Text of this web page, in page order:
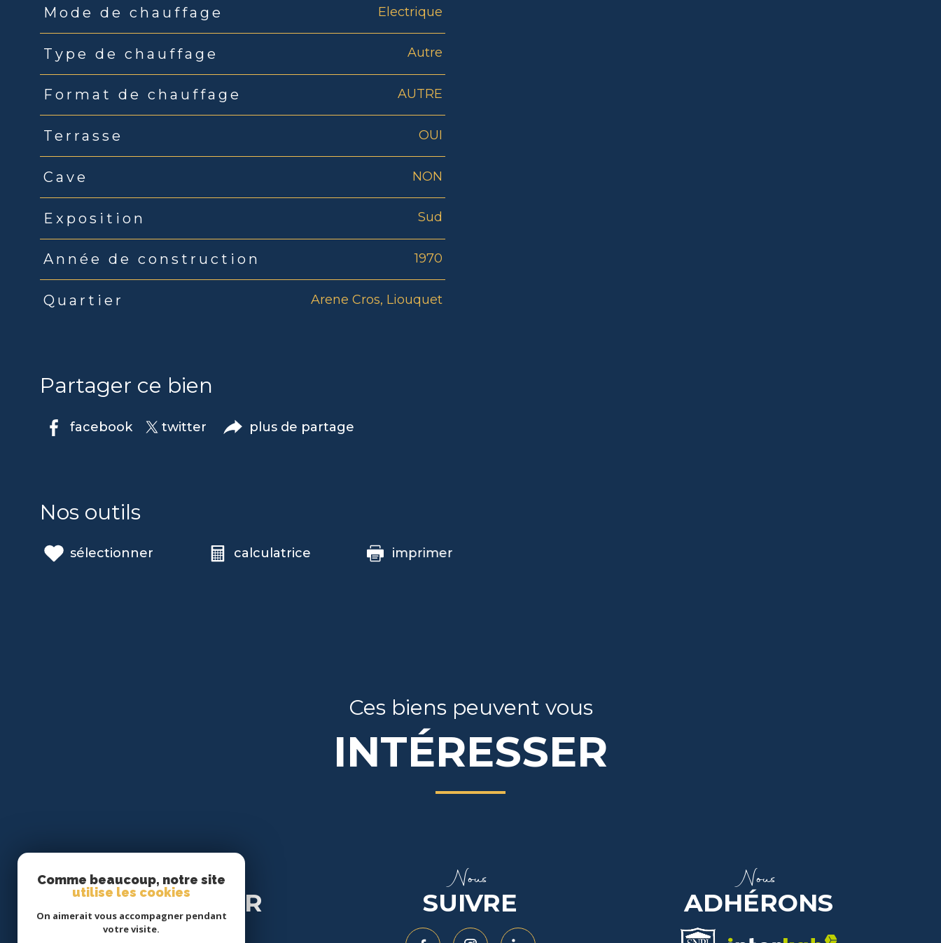
Mode de chauffage Electrique
Type de chauffage Autre
Format de chauffage AUTRE
Terrasse OUI
Cave NON
Exposition Sud
Année de construction 1970
Quartier Arene Cros, Liouquet
Partager ce bien
facebook twitter plus de partage
Nos outils
sélectionner calculatrice imprimer
Ces biens peuvent vous
INTÉRESSER
Se
CONNECTER
Nous
SUIVRE
Nous
ADHÉRONS
Comme beaucoup, notre site
utilise les cookies
On aimerait vous accompagner pendant
votre visite.